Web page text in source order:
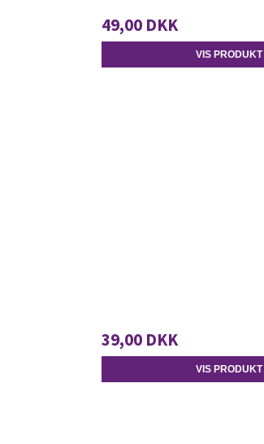
49,00 DKK
VIS PRODUKT
39,00 DKK
VIS PRODUKT